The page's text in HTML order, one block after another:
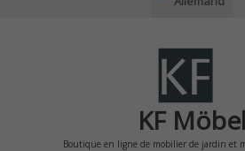
KF Möbel
Boutique en ligne de mobilier de jardin et